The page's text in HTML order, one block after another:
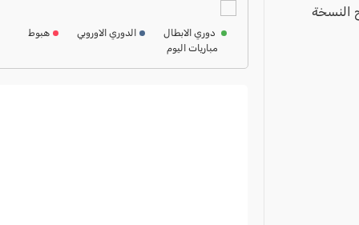
النسخة
ترتيب الدوري الايطالي
2024-2025
دوري الابطال الدوري الاوروبي
هبوط
مباريات اليوم